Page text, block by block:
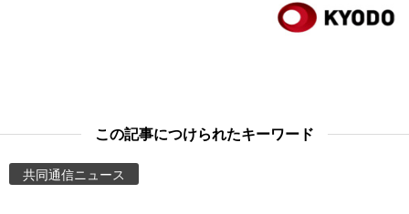
この記事につけられたキーワード
共同通信ニュース